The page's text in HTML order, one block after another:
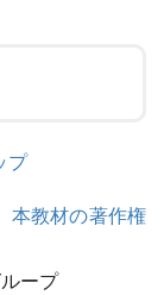
プ
本教材の著作権
ープ